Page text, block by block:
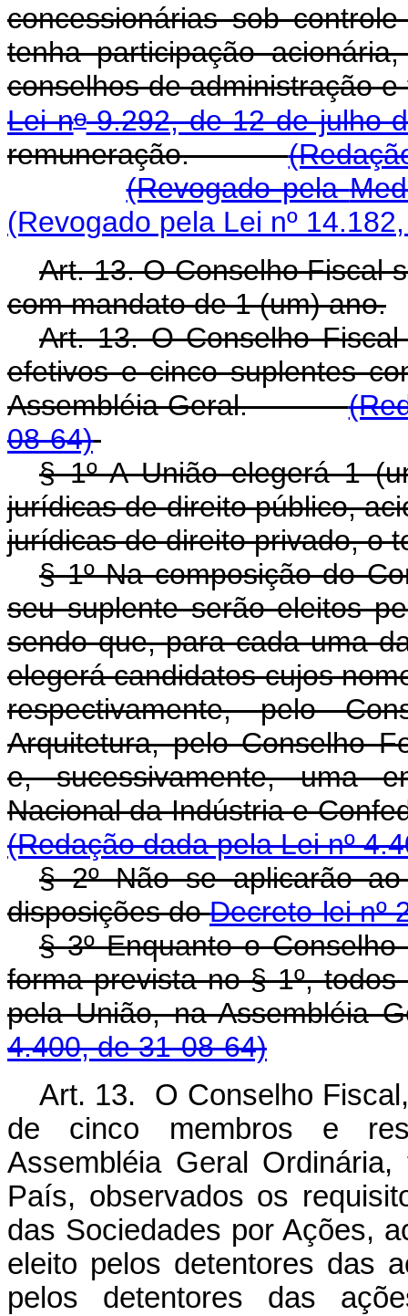
concessionárias sob
tenha participação
conselhos de administração
Lei no9.292, de 12 de julho
remuneração.
(Revogado pela
(Revogado pela Lei nº
Art. 13. O Conselho Fiscal
com mandato de 1 (um) ano.
Art. 13. O Conselho
efetivos e cinco suplentes
Assembléia Geral.
08-64)
§ 1º A União elegerá 1
jurídicas de direito público,
jurídicas de direito privado, o
§ 1º Na composição do
seu suplente serão eleitos
sendo que, para cada uma
elegerá candidatos cujos
respectivamente, pelo
Arquitetura, pelo Conselho
e, sucessivamente, uma
Nacional da Indústria e
(Redação dada pela Lei nº
§ 2º Não se aplicarão
disposições doDecreto-lei nº
§ 3º Enquanto o
forma prevista no § 1º,
pela União, na
4.400, de 31-08-64)
Art. 13. O Conselho
de cinco membros e
Assembléia Geral
País, observados os
das Sociedades por Ações,
eleito pelos detentores das
pelos detentores das